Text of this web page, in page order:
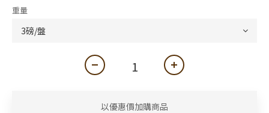
重量
以優惠價加購商品